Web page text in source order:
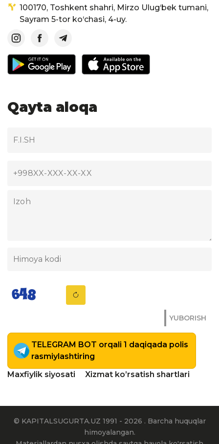
100170, Toshkent shahri, Mirzo Ulug‘bek tumani,
Sayram 5-tor ko‘chasi, 4-uy.
Qayta aloqa
YUBORISH
TELEGRAM BOT orqali 1 daqiqada polis
rasmiylashtiring
Maxfiylik siyosati
Xizmat ko’rsatish shartlari
© KAPITALSUGURTA.UZ 1991 - 2026 . Barcha huquqlar
himoyalangan.